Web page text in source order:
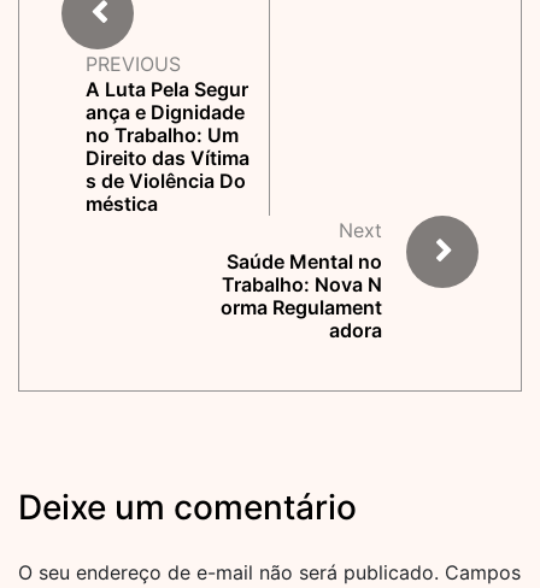
PREVIOUS
A Luta Pela Segur
ança e Dignidade
no Trabalho: Um
Direito das Vítima
s de Violência Do
méstica
Next
Saúde Mental no
Trabalho: Nova N
orma Regulament
adora
Deixe um comentário
O seu endereço de e-mail não será publicado. Campos